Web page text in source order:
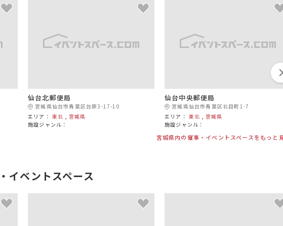
仙台北郵便局
宮城県仙台市青葉区台原3-17-10
エリア： 東北
宮城県
施設ジャンル：
仙台中央郵便局
宮城県仙台市青葉区北目町1-7
エリア： 東北
宮城県
施設ジャンル：
宮城県内の催事・イベントスペースをもっと
イベントスペース